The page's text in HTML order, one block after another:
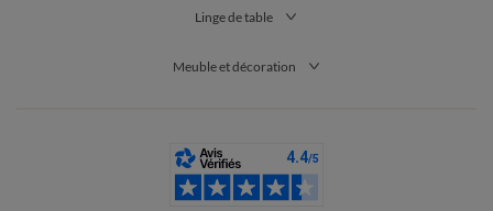
Linge de table
Meuble et décoration